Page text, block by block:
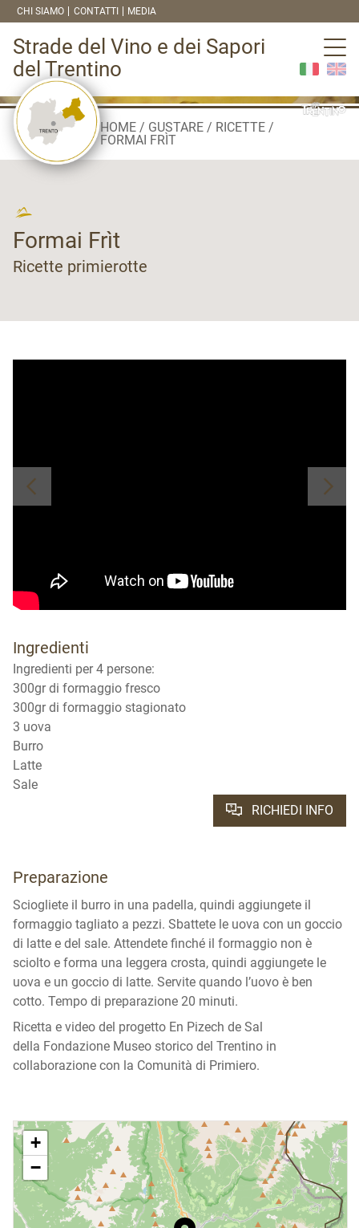
CHI SIAMO CONTATTI MEDIA
Strade del Vino e dei Sapori
del Trentino
HOME GUSTARE
RICETTE
FORMAI FRÌT
Formai Frìt
Ricette primierotte
Ingredienti
Ingredienti per 4 persone:
300gr di formaggio fresco
300gr di formaggio stagionato
3 uova
Burro
Latte
Sale
RICHIEDI INFO
Preparazione
Sciogliete il burro in una padella, quindi aggiungete il
formaggio tagliato a pezzi. Sbattete le uova con un goccio
di latte e del sale. Attendete finché il formaggio non è
sciolto e forma una leggera crosta, quindi aggiungete le
uova e un goccio di latte. Servite quando l’uovo è ben
cotto. Tempo di preparazione 20 minuti.
Ricetta e video del progetto En Pizech de Sal
della Fondazione Museo storico del Trentino in
collaborazione con la Comunità di Primiero.
+
−